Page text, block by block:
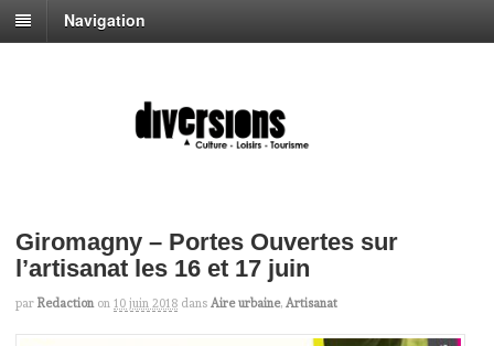
Navigation
Giromagny – Portes Ouvertes sur
l’artisanat les 16 et 17 juin
par Redaction on 10 juin 2018 dans Aire urbaine, Artisanat